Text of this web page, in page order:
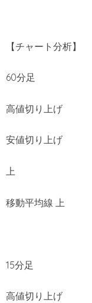
【チャート分析】
60分足
高値切り上げ
安値切り上げ
上
移動平均線 上
15分足
高値切り上げ